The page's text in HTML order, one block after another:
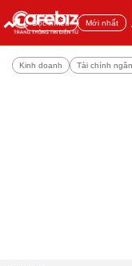
Đọc nhiều Mới nhất
Kinh doanh Tài chính